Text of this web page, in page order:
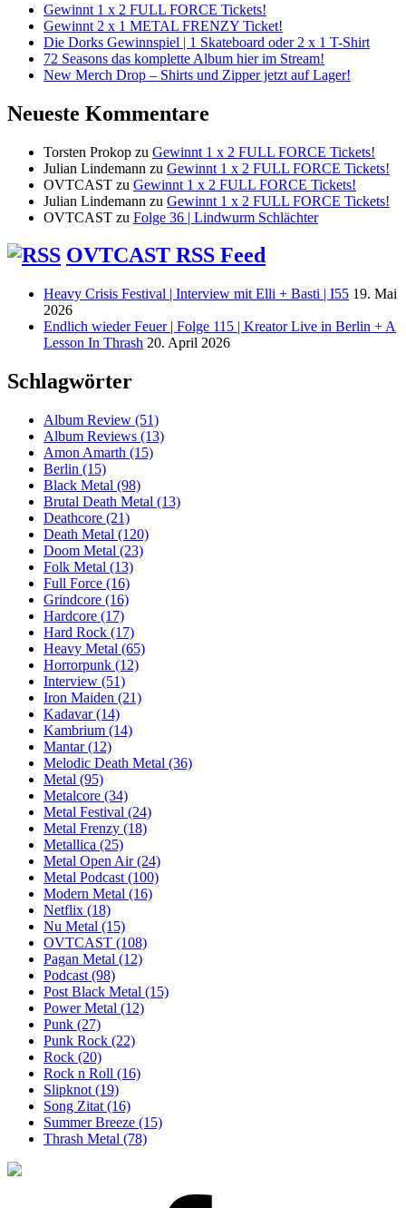
Gewinnt 1 x 2 FULL FORCE Tickets!
Gewinnt 2 x 1 METAL FRENZY Ticket!
Die Dorks Gewinnspiel | 1 Skateboard oder 2 x 1 T-Shirt
72 Seasons das komplette Album hier im Stream!
New Merch Drop – Shirts und Zipper jetzt auf Lager!
Neueste Kommentare
Torsten Prokop zu Gewinnt 1 x 2 FULL FORCE Tickets!
Julian Lindemann zu Gewinnt 1 x 2 FULL FORCE Tickets!
OVTCAST zu Gewinnt 1 x 2 FULL FORCE Tickets!
Julian Lindemann zu Gewinnt 1 x 2 FULL FORCE Tickets!
OVTCAST zu Folge 36 | Lindwurm Schlächter
OVTCAST RSS Feed
Heavy Crisis Festival | Interview mit Elli + Basti | I55 19. Mai
2026
Endlich wieder Feuer | Folge 115 | Kreator Live in Berlin + A
Lesson In Thrash 20. April 2026
Schlagwörter
Album Review (51)
Album Reviews (13)
Amon Amarth (15)
Berlin (15)
Black Metal (98)
Brutal Death Metal (13)
Deathcore (21)
Death Metal (120)
Doom Metal (23)
Folk Metal (13)
Full Force (16)
Grindcore (16)
Hardcore (17)
Hard Rock (17)
Heavy Metal (65)
Horrorpunk (12)
Interview (51)
Iron Maiden (21)
Kadavar(14)
Kambrium (14)
Mantar(12)
Melodic Death Metal (36)
Metal (95)
Metalcore (34)
Metal Festival (24)
Metal Frenzy (18)
Metallica (25)
Metal Open Air(24)
Metal Podcast (100)
Modern Metal (16)
Netflix (18)
Nu Metal (15)
OVTCAST (108)
Pagan Metal (12)
Podcast (98)
Post Black Metal (15)
Power Metal (12)
Punk (27)
Punk Rock (22)
Rock (20)
Rock n Roll (16)
Slipknot (19)
Song Zitat (16)
Summer Breeze (15)
Thrash Metal (78)